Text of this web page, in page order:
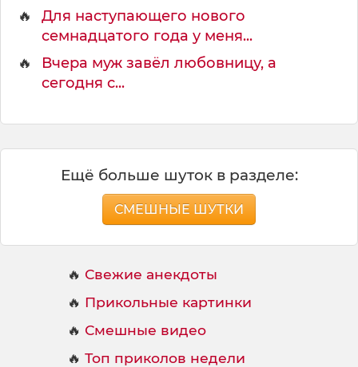
🔥
Для наступающего нового
семнадцатого года у меня...
🔥
Вчера муж завёл любовницу, а
сегодня с...
Ещё больше шуток в разделе:
СМЕШНЫЕ ШУТКИ
🔥 Свежие анекдоты
🔥 Прикольные картинки
🔥 Смешные видео
🔥 Топ приколов недели